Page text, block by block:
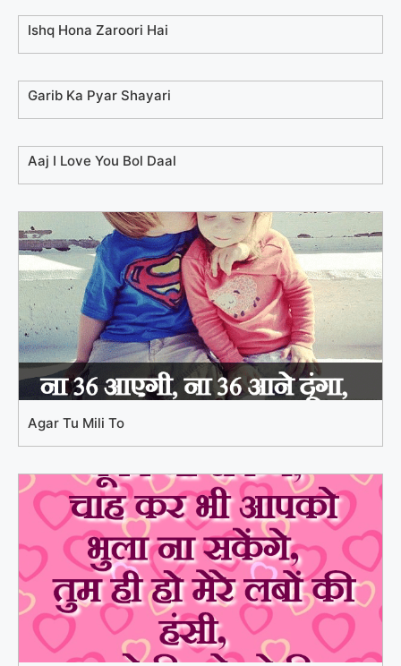
Ishq Hona Zaroori Hai
Garib Ka Pyar Shayari
Aaj I Love You Bol Daal
Agar Tu Mili To